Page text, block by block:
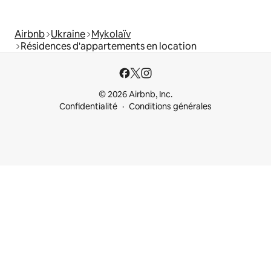
Airbnb Ukraine Mykolaïv
Résidences d'appartements en location
© 2026 Airbnb, Inc.
Confidentialité
Conditions générales